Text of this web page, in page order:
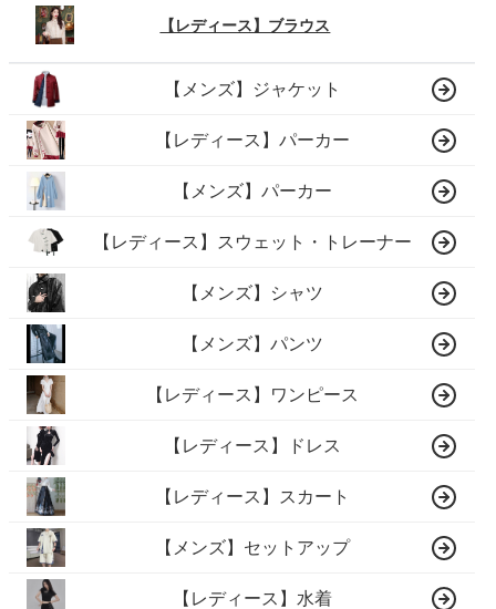
【レディース】ブラウス
【メンズ】ジャケット
【レディース】パーカー
【メンズ】パーカー
【レディース】スウェット・トレーナー
【メンズ】シャツ
【メンズ】パンツ
【レディース】ワンピース
【レディース】ドレス
【レディース】スカート
【メンズ】セットアップ
【レディース】水着